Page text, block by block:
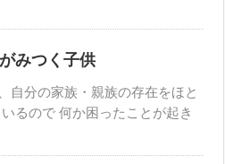
みつく子供
自分の家族・親族の存在をほと
るので 何か困ったことが起き